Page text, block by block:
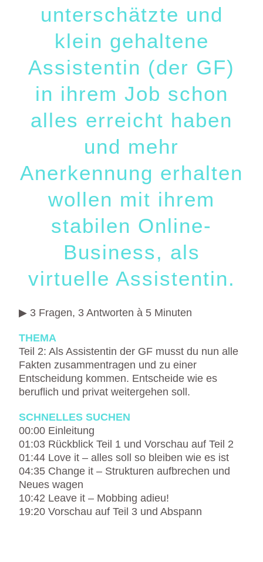
unterschätzte und
klein gehaltene
Assistentin (der GF)
in ihrem Job schon
alles erreicht haben
und mehr
Anerkennung erhalten
wollen mit ihrem
stabilen Online-
Business, als
virtuelle Assistentin.
▶ 3 Fragen, 3 Antworten à 5 Minuten
THEMA
Teil 2: Als Assistentin der GF musst du nun alle
Fakten zusammentragen und zu einer
Entscheidung kommen. Entscheide wie es
beruflich und privat weitergehen soll.
SCHNELLES SUCHEN
00:00 Einleitung
01:03 Rückblick Teil 1 und Vorschau auf Teil 2
01:44 Love it – alles soll so bleiben wie es ist
04:35 Change it – Strukturen aufbrechen und
Neues wagen
10:42 Leave it – Mobbing adieu!
19:20 Vorschau auf Teil 3 und Abspann